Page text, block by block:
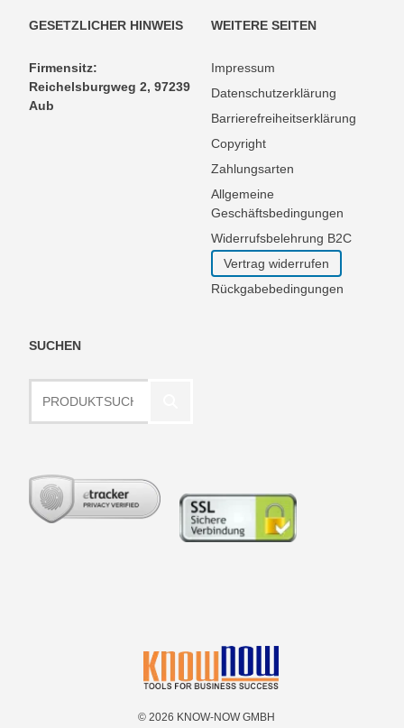
GESETZLICHER HINWEIS
Firmensitz:
Reichelsburgweg 2, 97239
Aub
WEITERE SEITEN
Impressum
Datenschutzerklärung
Barrierefreiheitserklärung
Copyright
Zahlungsarten
Allgemeine
Geschäftsbedingungen
Widerrufsbelehrung B2C
Vertrag widerrufen
Rückgabebedingungen
SUCHEN
© 2026 KNOW-NOW GMBH